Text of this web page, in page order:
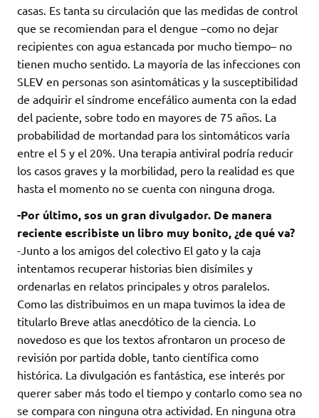
casas. Es tanta su circulación que las medidas de control
que se recomiendan para el dengue –como no dejar
recipientes con agua estancada por mucho tiempo– no
tienen mucho sentido. La mayoría de las infecciones con
SLEV en personas son asintomáticas y la susceptibilidad
de adquirir el síndrome encefálico aumenta con la edad
del paciente, sobre todo en mayores de 75 años. La
probabilidad de mortandad para los sintomáticos varía
entre el 5 y el 20%. Una terapia antiviral podría reducir
los casos graves y la morbilidad, pero la realidad es que
hasta el momento no se cuenta con ninguna droga.
-Por último, sos un gran divulgador. De manera
reciente escribiste un libro muy bonito, ¿de qué va?
-Junto a los amigos del colectivo El gato y la caja
intentamos recuperar historias bien disímiles y
ordenarlas en relatos principales y otros paralelos.
Como las distribuimos en un mapa tuvimos la idea de
titularlo Breve atlas anecdótico de la ciencia. Lo
novedoso es que los textos afrontaron un proceso de
revisión por partida doble, tanto científica como
histórica. La divulgación es fantástica, ese interés por
querer saber más todo el tiempo y contarlo como sea no
se compara con ninguna otra actividad. En ninguna otra